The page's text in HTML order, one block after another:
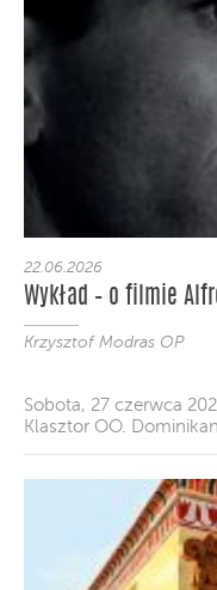
22.06.2026
Wykład – o filmie
Krzysztof Modras OP
Sobota, 27 czerwca
Klasztor OO.